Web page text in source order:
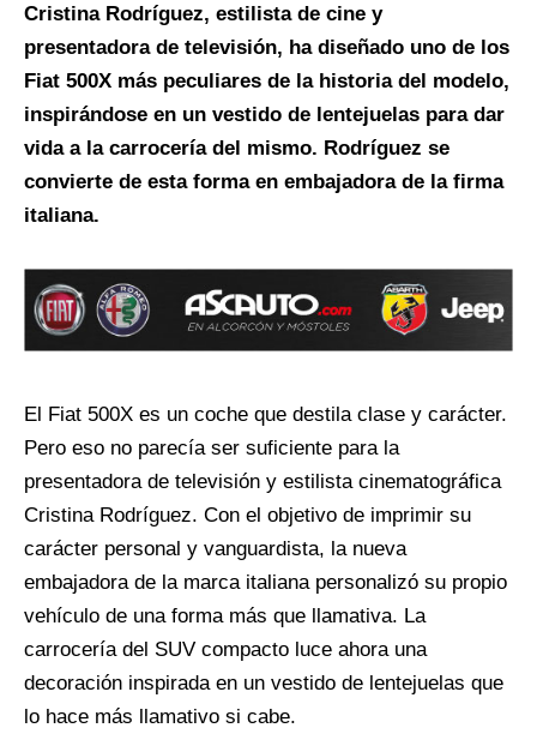
Cristina Rodríguez, estilista de cine y
presentadora de televisión, ha diseñado uno de los
Fiat 500X más peculiares de la historia del modelo,
inspirándose en un vestido de lentejuelas para dar
vida a la carrocería del mismo. Rodríguez se
convierte de esta forma en embajadora de la firma
italiana.
El Fiat 500X es un coche que destila clase y carácter.
Pero eso no parecía ser suficiente para la
presentadora de televisión y estilista cinematográfica
Cristina Rodríguez. Con el objetivo de imprimir su
carácter personal y vanguardista, la nueva
embajadora de la marca italiana personalizó su propio
vehículo de una forma más que llamativa. La
carrocería del SUV compacto luce ahora una
decoración inspirada en un vestido de lentejuelas que
lo hace más llamativo si cabe.